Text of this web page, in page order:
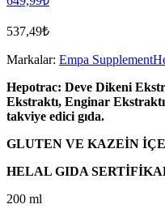
537,49₺
Markalar: Empa Supplement
Hepotrac: Deve Dikeni
Ekstraktı, Enginar
takviye edici gıda.
GLUTEN VE KAZEİN
HELAL GIDA
200 ml